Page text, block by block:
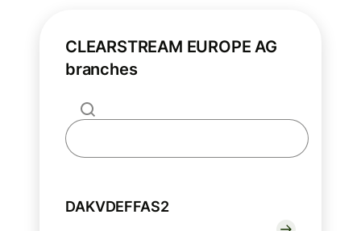
CLEARSTREAM EUROPE AG
branches
DAKVDEFFAS2